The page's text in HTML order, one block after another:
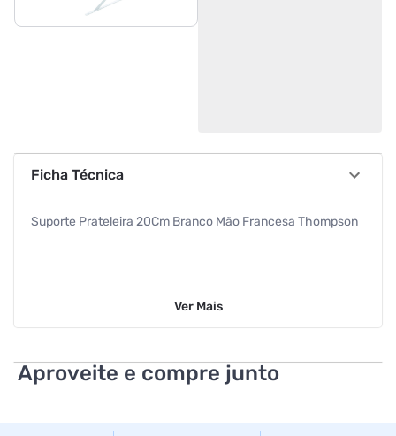
Ficha Técnica
Suporte Prateleira 20Cm Branco Mão Francesa Thompson
Ver Mais
Aproveite e compre junto